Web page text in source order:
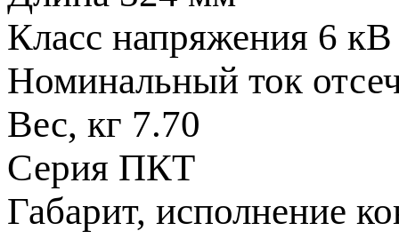
Класс напряжения 6 кВ
Номинальный ток
Вес, кг 7.70
Серия ПКТ
Габарит, исполнение